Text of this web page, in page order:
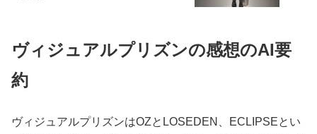
ヴィジュアルプリズンの感想のAI要
約
ヴィジュアルプリズンはOZとLOSEDEN、ECLIPSEとい